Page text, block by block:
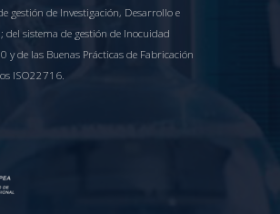
gestión de Investigación, Desarrollo e
; del sistema de gestión de Inocuidad
y de las Buenas Prácticas de Fabricación
ISO22716.